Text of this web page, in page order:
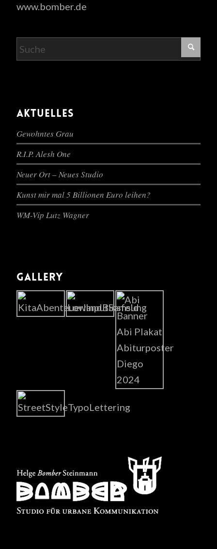
www.bomber.de
AKTUELLES
Gewohntes Grau
R.I.P. Alesh One
Neuer Ort – Neues Studio
Kunst mir mal 5 Billionen Euro leihen?
WM-Vip Lutz Wagner
GALLERY